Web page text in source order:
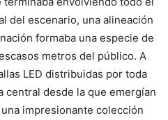
del escenario, una alineación
formaba una especie de
metros del público. A
LED distribuidas por toda
central desde la que emergían
impresionante colección